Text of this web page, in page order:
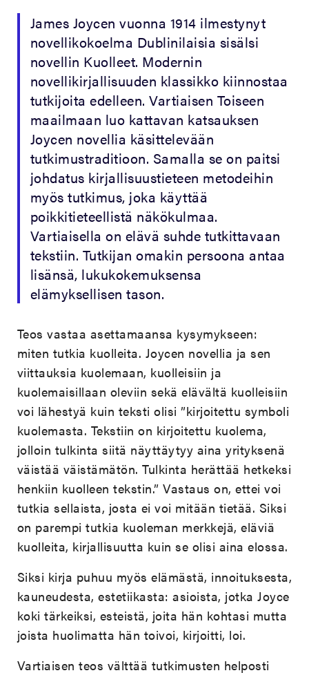
James Joycen vuonna 1914 ilmestynyt
novellikokoelma Dublinilaisia sisälsi
novellin Kuolleet. Modernin
novellikirjallisuuden klassikko kiinnostaa
tutkijoita edelleen. Vartiaisen Toiseen
maailmaan luo kattavan katsauksen
Joycen novellia käsittelevään
tutkimustraditioon. Samalla se on paitsi
johdatus kirjallisuustieteen metodeihin
myös tutkimus, joka käyttää
poikkitieteellistä näkökulmaa.
Vartiaisella on elävä suhde tutkittavaan
tekstiin. Tutkijan omakin persoona antaa
lisänsä, lukukokemuksensa
elämyksellisen tason.
Teos vastaa asettamaansa kysymykseen:
miten tutkia kuolleita. Joycen novellia ja sen
viittauksia kuolemaan, kuolleisiin ja
kuolemaisillaan oleviin sekä elävältä kuolleisiin
voi lähestyä kuin teksti olisi ”kirjoitettu symboli
kuolemasta. Tekstiin on kirjoitettu kuolema,
jolloin tulkinta siitä näyttäytyy aina yrityksenä
väistää väistämätön. Tulkinta herättää hetkeksi
henkiin kuolleen tekstin.” Vastaus on, ettei voi
tutkia sellaista, josta ei voi mitään tietää. Siksi
on parempi tutkia kuoleman merkkejä, eläviä
kuolleita, kirjallisuutta kuin se olisi aina elossa.
Siksi kirja puhuu myös elämästä, innoituksesta,
kauneudesta, estetiikasta: asioista, jotka Joyce
koki tärkeiksi, esteistä, joita hän kohtasi mutta
joista huolimatta hän toivoi, kirjoitti, loi.
Vartiaisen teos välttää tutkimusten helposti